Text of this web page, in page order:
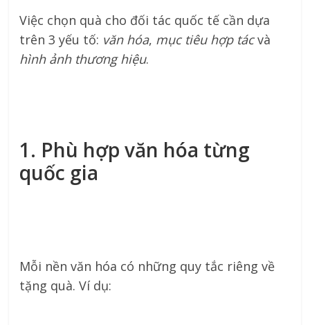
Việc chọn quà cho đối tác quốc tế cần dựa
trên 3 yếu tố: văn hóa, mục tiêu hợp tácvà
hình ảnh thương hiệu.
1. Phù hợp văn hóa từng
quốc gia
Mỗi nền văn hóa có những quy tắc riêng về
tặng quà. Ví dụ: